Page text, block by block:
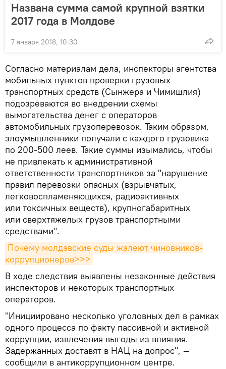
Названа сумма самой крупной взятки
2017 года в Молдове
7 января 2018, 10:30
Согласно материалам дела, инспекторы агентства
мобильных пунктов проверки грузовых
транспортных средств (Сынжера и Чимишлия)
подозреваются во внедрении схемы
вымогательства денег с операторов
автомобильных грузоперевозок. Таким образом,
злоумышленники получали с каждого грузовика
по 200-500 леев. Такие суммы изымались, чтобы
не привлекать к административной
ответственности транспортников за "нарушение
правил перевозки опасных (взрывчатых,
легковоспламеняющихся, радиоактивных
или токсичных веществ), крупногабаритных
или сверхтяжелых грузов транспортными
средствами".
Почему молдавские суды жалеют чиновников-
коррупционеров>>>
В ходе следствия выявлены незаконные действия
инспекторов и некоторых транспортных
операторов.
"Инициировано несколько уголовных дел в рамках
одного процесса по факту пассивной и активной
коррупции, извлечения выгоды из влияния.
Задержанных доставят в НАЦ на допрос", —
сообщили в антикоррупционном центре.